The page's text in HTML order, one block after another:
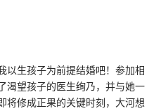
孩子为前提结婚吧！参加相
渴望孩子的医生绚乃，并与她一
将修成正果的关键时刻，大河想